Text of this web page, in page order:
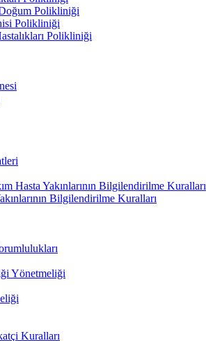
Polikliniği
Polikliniği
Polikliniği
Hasta Yakınlarının Bilgilendirilme Kuralları
Bilgilendirilme Kuralları
Yönetmeliği
Kuralları